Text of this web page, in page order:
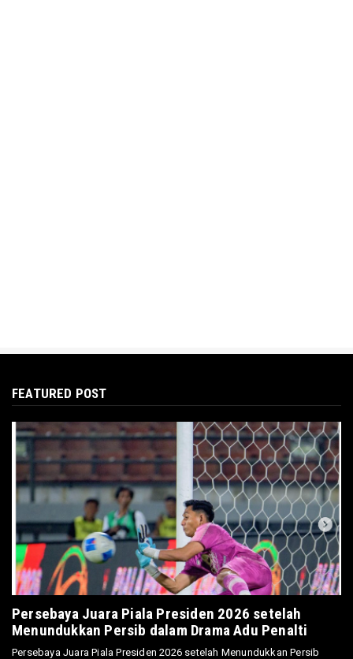
FEATURED POST
Persebaya Juara Piala Presiden 2026 setelah
Menundukkan Persib dalam Drama Adu Penalti
Persebaya Juara Piala Presiden 2026 setelah Menundukkan Persib